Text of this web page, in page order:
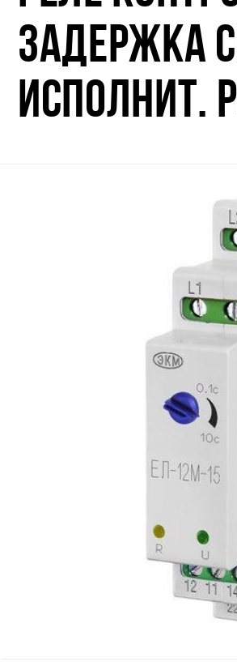
ЗАДЕРЖКА
ИСПОЛНИТ.